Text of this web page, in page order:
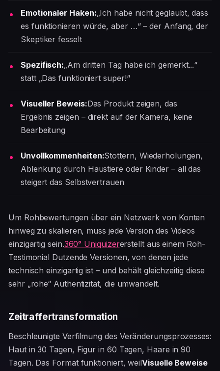
Emotionaler Haken:„Ich habe nicht geglaubt, dass
es funktionieren würde, aber …“ – der Anfang, der
Skeptiker fesselt
Spezifisch:„Am dritten Tag habe ich gemerkt...“
statt „Das funktioniert super!“
Visueller Beweis:Das Produkt zeigen, das
Ergebnis zeigen – direkt auf der Kamera, keine
Bearbeitung
Unvollkommenheiten:Stottern, Wiederholungen,
Ablenkung durch Haustiere oder Kinder – all das
steigert das Selbstvertrauen
Um Rohbewertungen über ein Netzwerk von Konten
hinweg zu skalieren, muss jede Version des Videos
einzigartig sein.360° Uniquizererstellt aus einem Roh-
Testimonial Dutzende Versionen, von denen jede
technisch einzigartig ist – und behält gleichzeitig diese
sehr „rohe“ Authentizität, die umwandelt.
Zeitraffertransformation
Beschleunigte Verfilmung des Veränderungsprozesses:
Haut in 30 Tagen, Figur in 60 Tagen, Haare in 90
Tagen. Das Format funktioniert, weilVisuelle Beweise